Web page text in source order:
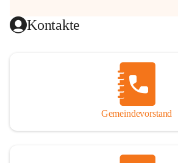
Kontakte
Gemeindevorstand